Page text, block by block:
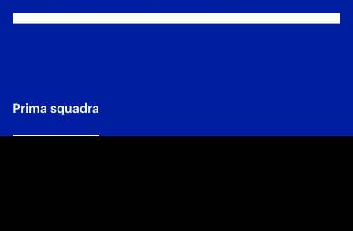
Prima squadra